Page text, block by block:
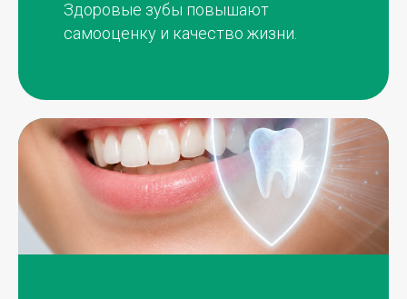
Здоровые зубы повышают
самооценку и качество жизни.